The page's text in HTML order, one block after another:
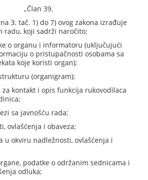
„Član 39.
3. tač. 1) do 7) ovog zakona izrađuje
radu, koji sadrži naročito:
o organu i informatoru (uključujući
o pristupačnosti osobama sa
koje koristi organ);
(organigram);
za kontakt i opis funkcija rukovodilaca
sa javnošću rada;
ovlašćenja i obaveza;
u okviru nadležnosti, ovlašćenja i
podatke o održanim sednicama i
odluka;